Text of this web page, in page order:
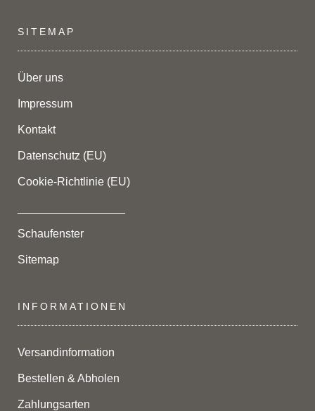
SITEMAP
Über uns
Impressum
Kontakt
Datenschutz (EU)
Cookie-Richtlinie (EU)
Schaufenster
Sitemap
INFORMATIONEN
Versandinformation
Bestellen & Abholen
Zahlungsarten